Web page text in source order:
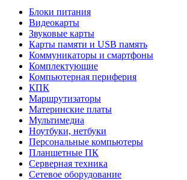
Блоки питания
Видеокарты
Звуковые карты
Карты памяти и USB память
Коммуникаторы и смартфоны
Комплектующие
Компьютерная периферия
КПК
Маршрутизаторы
Материнские платы
Мультимедиа
Ноутбуки, нетбуки
Персональные компьютеры
Планшетные ПК
Серверная техника
Сетевое оборудование